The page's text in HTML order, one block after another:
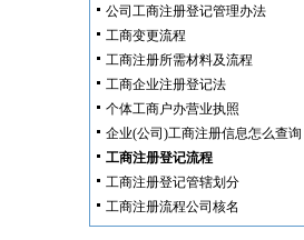
公司工商注册登记管理办法
工商变更流程
工商注册所需材料及流程
工商企业注册登记法
个体工商户办营业执照
企业(公司)工商注册信息怎么查询
工商注册登记流程
工商注册登记管辖划分
工商注册流程公司核名